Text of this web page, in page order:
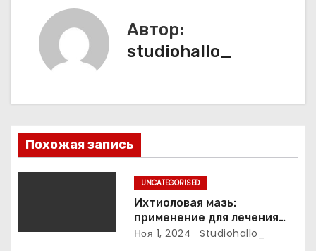
з
а
и
Автор:
studiohallo_
Похожая запись
UNCATEGORISED
Ихтиоловая мазь:
применение для лечения
фурункулов
Ноя 1, 2024 Studiohallo_